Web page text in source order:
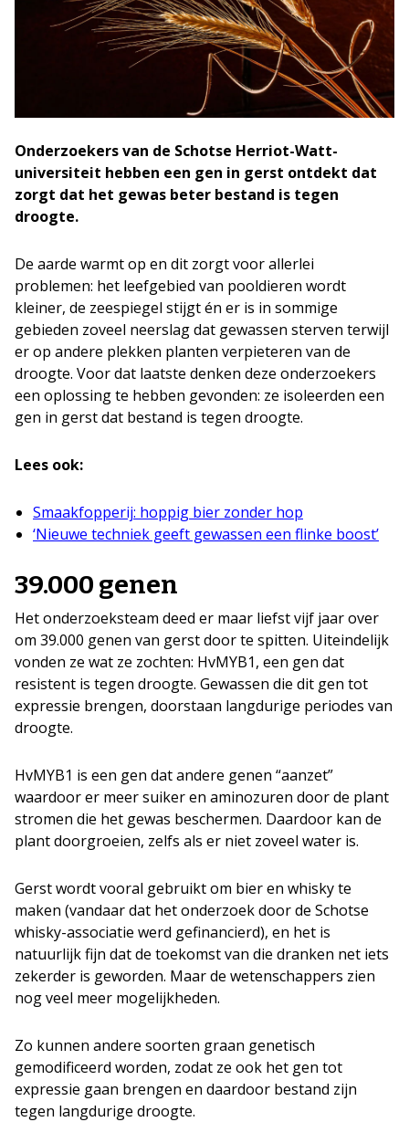
Onderzoekers van de Schotse Herriot-Watt-
universiteit hebben een gen in gerst ontdekt dat
zorgt dat het gewas beter bestand is tegen
droogte.
De aarde warmt op en dit zorgt voor allerlei
problemen: het leefgebied van pooldieren wordt
kleiner, de zeespiegel stijgt én er is in sommige
gebieden zoveel neerslag dat gewassen sterven terwijl
er op andere plekken planten verpieteren van de
droogte. Voor dat laatste denken deze onderzoekers
een oplossing te hebben gevonden: ze isoleerden een
gen in gerst dat bestand is tegen droogte.
Lees ook:
Smaakfopperij: hoppig bier zonder hop
‘Nieuwe techniek geeft gewassen een flinke boost’
39.000 genen
Het onderzoeksteam deed er maar liefst vijf jaar over
om 39.000 genen van gerst door te spitten. Uiteindelijk
vonden ze wat ze zochten: HvMYB1, een gen dat
resistent is tegen droogte. Gewassen die dit gen tot
expressie brengen, doorstaan langdurige periodes van
droogte.
HvMYB1 is een gen dat andere genen “aanzet”
waardoor er meer suiker en aminozuren door de plant
stromen die het gewas beschermen. Daardoor kan de
plant doorgroeien, zelfs als er niet zoveel water is.
Gerst wordt vooral gebruikt om bier en whisky te
maken (vandaar dat het onderzoek door de Schotse
whisky-associatie werd gefinancierd), en het is
natuurlijk fijn dat de toekomst van die dranken net iets
zekerder is geworden. Maar de wetenschappers zien
nog veel meer mogelijkheden.
Zo kunnen andere soorten graan genetisch
gemodificeerd worden, zodat ze ook het gen tot
expressie gaan brengen en daardoor bestand zijn
tegen langdurige droogte.